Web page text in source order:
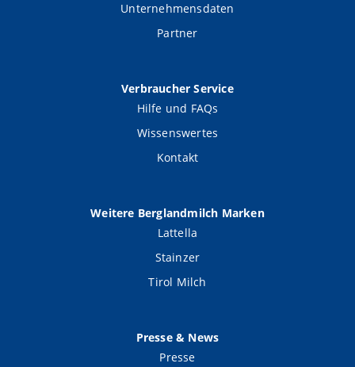
Unternehmensdaten
Partner
Verbraucher Service
Hilfe und FAQs
Wissenswertes
Kontakt
Weitere Berglandmilch Marken
Lattella
Stainzer
Tirol Milch
Presse & News
Presse